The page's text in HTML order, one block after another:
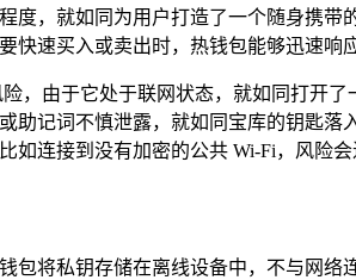
度，就如同为用户打造了一个随身携
速买入或卖出时，热钱包能够迅速响
，由于它处于联网状态，就如同打开
助记词不慎泄露，就如同宝库的钥匙
连接到没有加密的公共 Wi-Fi，风险
包将私钥存储在离线设备中，不与网